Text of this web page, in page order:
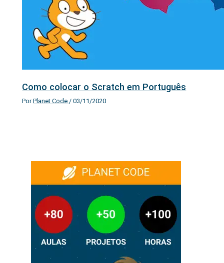
Como colocar o Scratch em Português
PorPlanet Code /03/11/2020